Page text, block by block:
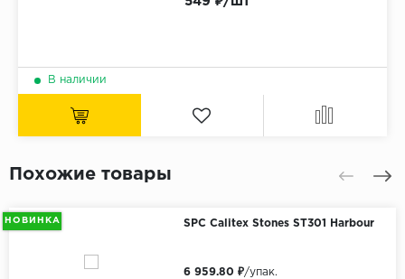
В наличии
Похожие товары
НОВИНКА SPC Calitex Stones ST301 Harbour
6 959.80 ₽/упак.